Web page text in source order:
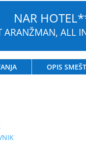
NAR
ARANŽMAN, ALL
OPIS